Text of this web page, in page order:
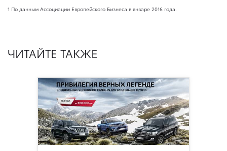
1 По данным Ассоциации Европейского Бизнеса в январе 2016 года.
ЧИТАЙТЕ ТАКЖЕ